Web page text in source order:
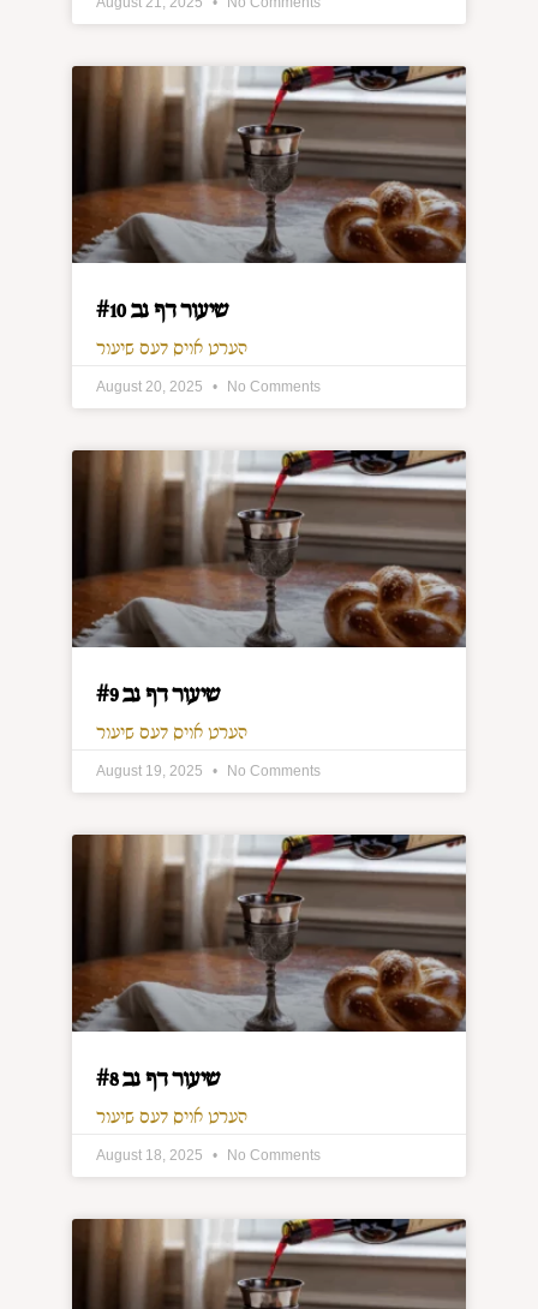
שיעור דף נב #10
הערט אויס דעם שיעור
August 20, 2025 No Comments
שיעור דף נב #9
הערט אויס דעם שיעור
August 19, 2025 No Comments
שיעור דף נב #8
הערט אויס דעם שיעור
August 18, 2025 No Comments